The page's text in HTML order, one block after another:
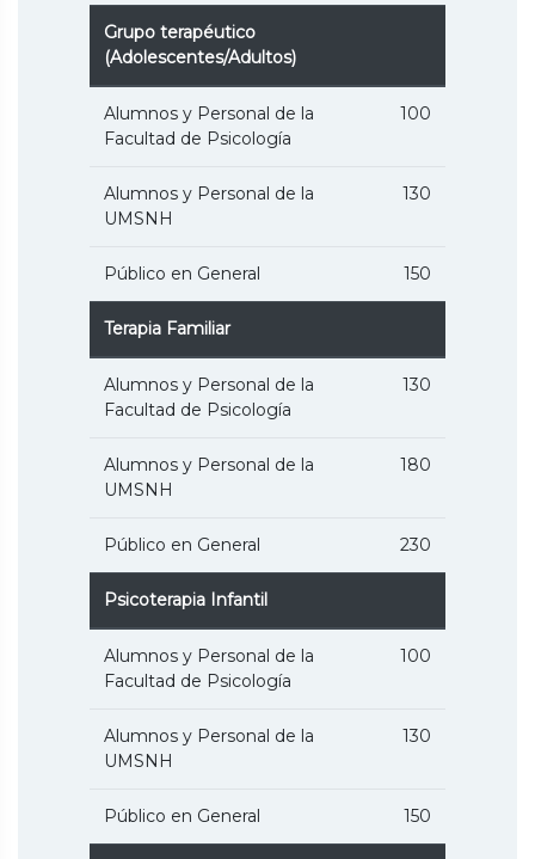
Grupo terapéutico
(Adolescentes/Adultos)
Alumnos y Personal de la
Facultad de Psicología
100
Alumnos y Personal de la
UMSNH
130
Público en General 150
Terapia Familiar
Alumnos y Personal de la
Facultad de Psicología
130
Alumnos y Personal de la
UMSNH
180
Público en General 230
Psicoterapia Infantil
Alumnos y Personal de la
Facultad de Psicología
100
Alumnos y Personal de la
UMSNH
130
Público en General 150